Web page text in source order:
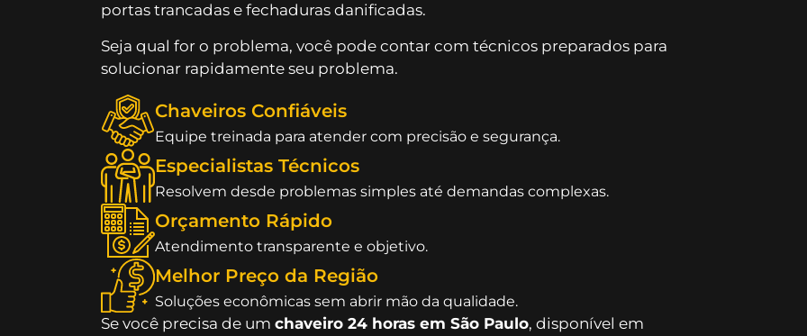
portas trancadas e fechaduras danificadas.
Seja qual for o problema, você pode contar com técnicos preparados para
solucionar rapidamente seu problema.
Chaveiros Confiáveis
Equipe treinada para atender com precisão e segurança.
Especialistas Técnicos
Resolvem desde problemas simples até demandas complexas.
Orçamento Rápido
Atendimento transparente e objetivo.
Melhor Preço da Região
Soluções econômicas sem abrir mão da qualidade.
Se você precisa de um chaveiro 24 horas em São Paulo, disponível em